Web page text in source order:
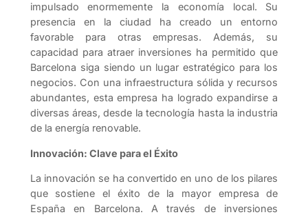
impulsado enormemente la economía local. Su
presencia en la ciudad ha creado un entorno
favorable para otras empresas. Además, su
capacidad para atraer inversiones ha permitido que
Barcelona siga siendo un lugar estratégico para los
negocios. Con una infraestructura sólida y recursos
abundantes, esta empresa ha logrado expandirse a
diversas áreas, desde la tecnología hasta la industria
de la energía renovable.
Innovación: Clave para el Éxito
La innovación se ha convertido en uno de los pilares
que sostiene el éxito de la mayor empresa de
España en Barcelona. A través de inversiones